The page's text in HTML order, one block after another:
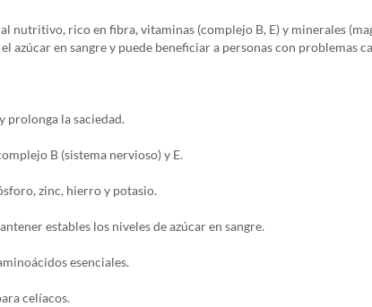
nutritivo, rico en fibra, vitaminas (complejo B, E) y minerales
azúcar en sangre y puede beneficiar a personas con problemas
prolonga la saciedad.
B (sistema nervioso) y E.
zinc, hierro y potasio.
estables los niveles de azúcar en sangre.
esenciales.
celíacos.